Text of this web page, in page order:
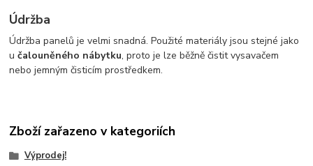
Údržba
Údržba panelů je velmi snadná. Použité materiály jsou stejné jako
učalouněného nábytku, proto je lze běžně čistit vysavačem
nebo jemným čisticím prostředkem.
Zboží zařazeno v kategoriích
Výprodej!